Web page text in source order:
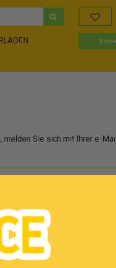
melden Sie sich mit Ihrer e-
Sie Ihr Passwort vergessen?